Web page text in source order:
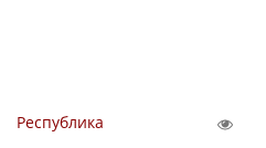
Республика